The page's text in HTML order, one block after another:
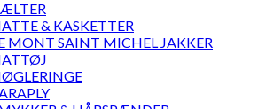
& KASKETTER
MONT SAINT MICHEL JAKKER